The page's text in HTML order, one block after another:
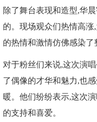
除了舞台表现和造型,华
的。现场观众们热情高
的热情和激情仿佛感染了
对于粉丝们来说,这次演
了偶像的才华和魅力,也
暖。他们纷纷表示,这次
的支持和喜爱。